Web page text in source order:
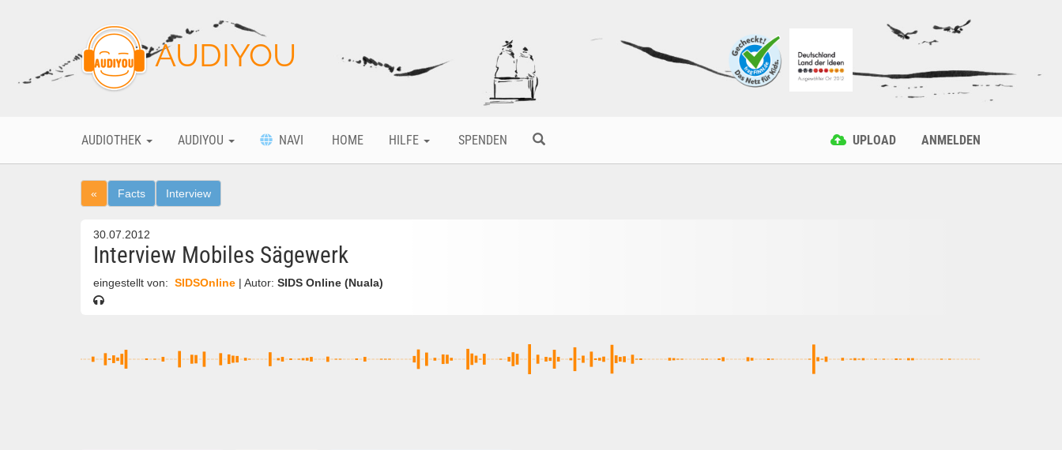
AUDIYOU
AUDIOTHEK AUDIYOU NAVI HOME HILFE SPENDEN UPLOAD ANMELDEN
« Facts Interview
30.07.2012
Interview Mobiles Sägewerk
eingestellt von: SIDSOnline | Autor: SIDS Online (Nuala)